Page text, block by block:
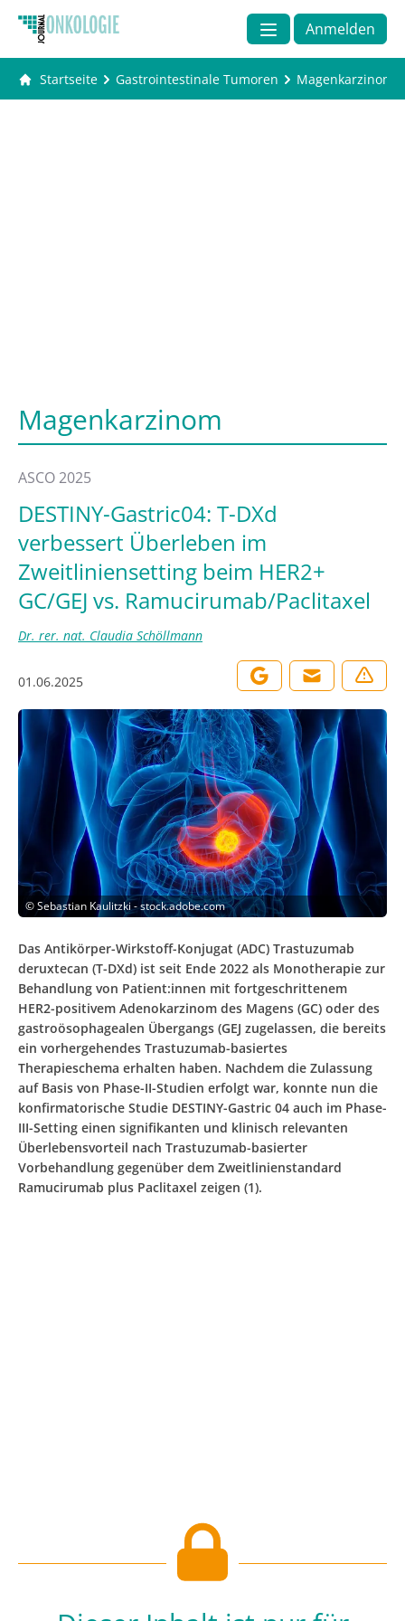
Anmelden
Startseite Gastrointestinale Tumoren Magenkarzinom
Magenkarzinom
ASCO 2025
DESTINY-Gastric04: T-DXd
verbessert Überleben im
Zweitliniensetting beim HER2+
GC/GEJ vs. Ramucirumab/Paclitaxel
Dr. rer. nat. Claudia Schöllmann
01.06.2025
©Sebastian Kaulitzki - stock.adobe.com
Das Antikörper-Wirkstoff-Konjugat (ADC) Trastuzumab
deruxtecan (T-DXd) ist seit Ende 2022 als Monotherapie zur
Behandlung von Patient:innen mit fortgeschrittenem
HER2-positivem Adenokarzinom des Magens (GC) oder des
gastroösophagealen Übergangs (GEJ zugelassen, die bereits
ein vorhergehendes Trastuzumab-basiertes
Therapieschema erhalten haben. Nachdem die Zulassung
auf Basis von Phase-II-Studien erfolgt war, konnte nun die
konfirmatorische Studie DESTINY-Gastric 04 auch im Phase-
III-Setting einen signifikanten und klinisch relevanten
Überlebensvorteil nach Trastuzumab-basierter
Vorbehandlung gegenüber dem Zweitlinienstandard
Ramucirumab plus Paclitaxel zeigen (1).